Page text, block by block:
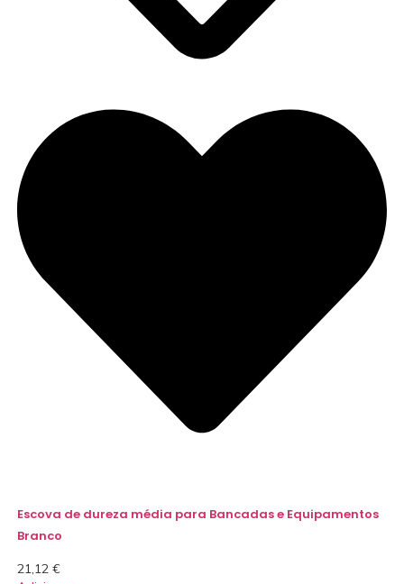
Escova de dureza média para Bancadas e Equipamentos
Branco
21,12 €